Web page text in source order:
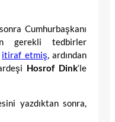
Cumhurbaşkanı
gerekli tedbirler
itiraf etmiş, ardından
Hosrof Dink‘le
yazdıktan sonra,